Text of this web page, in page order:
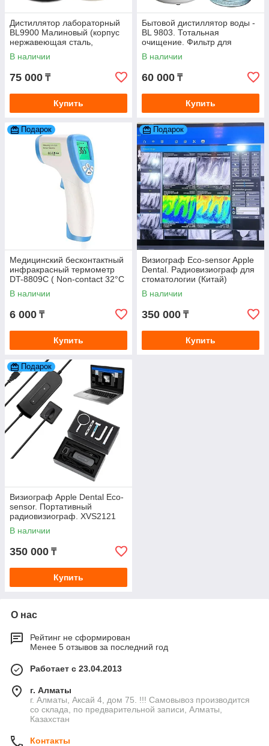
Дистиллятор лабораторный
BL9900 Малиновый (корпус
нержавеющая сталь,
стеклянная ёмкость)
В наличии
75 000 ₸
Купить
Бытовой дистиллятор воды -
BL 9803. Тотальная
очищение. Фильтр для
очистки воды
В наличии
60 000 ₸
Купить
Подарок
Медицинский бесконтактный
инфракрасный термометр
DT-8809С ( Non-contact 32°C
~ 42,5°C )
В наличии
6 000 ₸
Купить
Подарок
Визиограф Eco-sensor Apple
Dental. Радиовизиограф для
стоматологии (Китай)
В наличии
350 000 ₸
Купить
Подарок
Визиограф Apple Dental Eco-
sensor. Портативный
радиовизиограф. XVS2121
(Китай)
В наличии
350 000 ₸
Купить
О нас
Рейтинг не сформирован
Менее 5 отзывов за последний год
Работает с 23.04.2013
г. Алматы
г. Алматы, Аксай 4, дом 75. !!! Самовывоз производится
со склада, по предварительной записи, Алматы,
Казахстан
Контакты